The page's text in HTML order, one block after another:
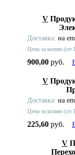
V
Доставка: на
Цена за копию (от
900,00 руб.
V
Доставка: на
Цена за копию (от
225,60 руб.
V